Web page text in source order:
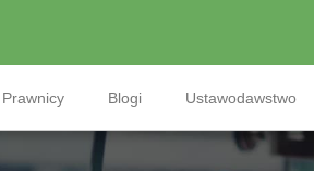
Prawnicy Blogi Ustawodawstwo